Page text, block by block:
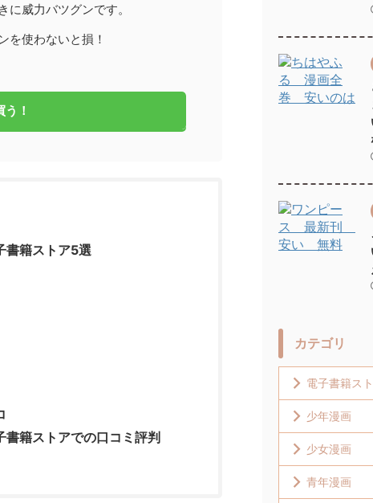
に威力バツグンです。
を使わないと損！
！
書籍ストア5選
籍ストアでの口コミ評判
カテゴリ
電子書籍ス
少年漫画
少女漫画
青年漫画